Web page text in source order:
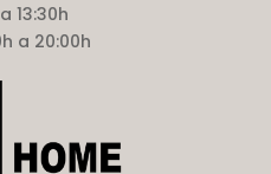
13:30h
a 20:00h